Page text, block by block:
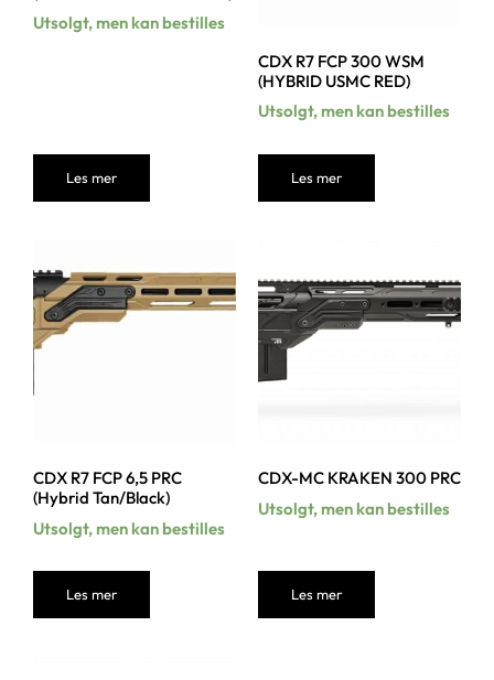
Utsolgt, men kan bestilles
Les mer
CDX R7 FCP 300 WSM
(HYBRID USMC RED)
Utsolgt, men kan bestilles
Les mer
CDX R7 FCP 6,5 PRC
(Hybrid Tan/Black)
Utsolgt, men kan bestilles
Les mer
CDX-MC KRAKEN 300 PRC
Utsolgt, men kan bestilles
Les mer